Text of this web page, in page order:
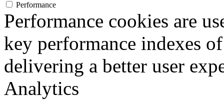
Performance
Performance cookies are
key performance indexes
delivering a better user
Analytics